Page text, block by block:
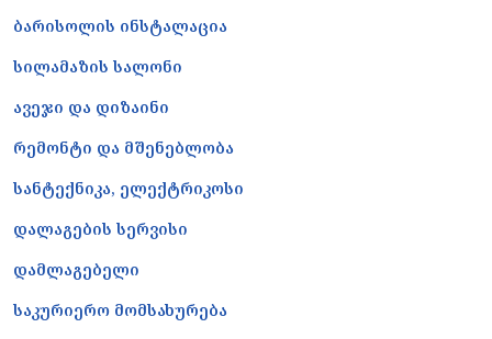
ბარისოლის ინსტალაცია
სილამაზის სალონი
ავეჯი და დიზაინი
რემონტი და მშენებლობა
სანტექნიკა, ელექტრიკოსი
დალაგების სერვისი
დამლაგებელი
საკურიერო მომსახურება